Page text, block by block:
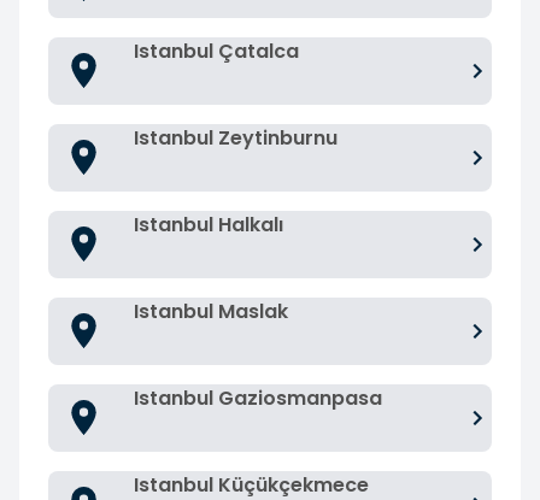
Istanbul Çatalca
Istanbul Zeytinburnu
Istanbul Halkalı
Istanbul Maslak
Istanbul Gaziosmanpasa
Istanbul Küçükçekmece